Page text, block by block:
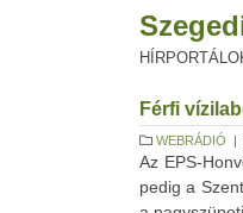
Férfi
WEBRÁDIÓ |
Az EPS-
pedig a